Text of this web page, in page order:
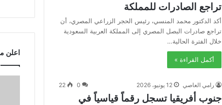
تراجع الصادرات للمملكة
أكد الدكتور محمد المنسي، رئيس الحجر الزراعي المصري، أن
تراجع صادرات البصل المصري إلى المملكة العربية السعودية
خلال الفترة الحالية…
أكمل القراءة »
رامي العاصي 12 يونيو، 2026 0
22
جنوب أفريقيا تسجل رقماً قياسياً في
اعلن